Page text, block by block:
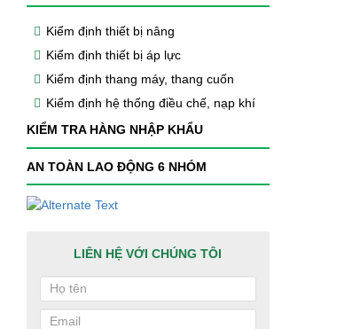
Kiểm định thiết bị nâng
Kiểm định thiết bị áp lực
Kiểm định thang máy, thang cuốn
Kiểm định hệ thống điều chế, nạp khí
KIỂM TRA HÀNG NHẬP KHẨU
AN TOÀN LAO ĐỘNG 6 NHÓM
LIÊN HỆ VỚI CHÚNG TÔI